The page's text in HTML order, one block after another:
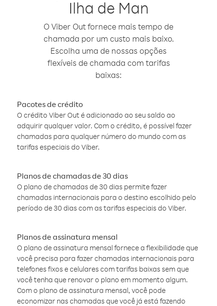
Ilha de Man
O Viber Out fornece mais tempo de
chamada por um custo mais baixo.
Escolha uma de nossas opções
flexíveis de chamada com tarifas
baixas:
Pacotes de crédito
O crédito Viber Out é adicionado ao seu saldo ao
adquirir qualquer valor. Com o crédito, é possível fazer
chamadas para qualquer número do mundo com as
tarifas especiais do Viber.
Planos de chamadas de 30 dias
O plano de chamadas de 30 dias permite fazer
chamadas internacionais para o destino escolhido pelo
período de 30 dias com as tarifas especiais do Viber.
Planos de assinatura mensal
O plano de assinatura mensal fornece a flexibilidade que
você precisa para fazer chamadas internacionais para
telefones fixos e celulares com tarifas baixas sem que
você tenha que renovar o plano em momento algum.
Com o plano de assinatura mensal, você pode
economizar nas chamadas que você já está fazendo